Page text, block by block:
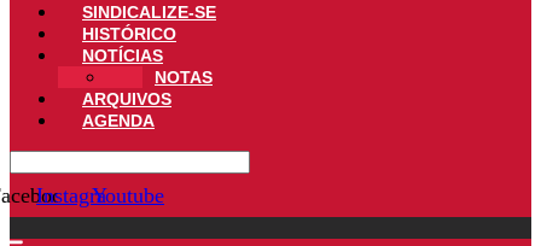
SINDICALIZE-SE
HISTÓRICO
NOTÍCIAS
NOTAS
ARQUIVOS
AGENDA
InstagramYoutube